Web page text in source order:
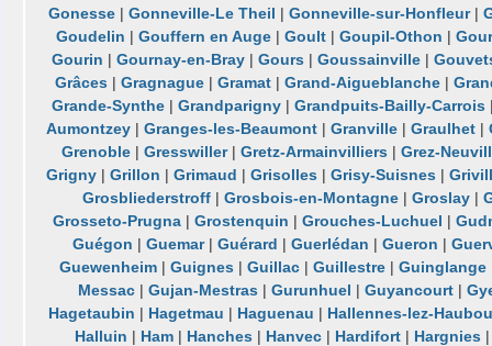
Gonesse| Gonneville-Le Theil | Gonneville-sur-Honfleur|
Goudelin | Gouffern en Auge| Goult| Goupil-Othon |
Gourin | Gournay-en-Bray| Gours| Goussainville|
Grâces| Gragnague| Gramat| Grand-Aigueblanche|
Grande-Synthe |Grandparigny |Grandpuits-Bailly-Carrois
Aumontzey |Granges-les-Beaumont |Granville |Graulhet |
Grenoble |Gresswiller|Gretz-Armainvilliers |Grez-
Grigny| Grillon | Grimaud | Grisolles| Grisy-Suisnes|
Grosbliederstroff |Grosbois-en-Montagne |Groslay |
Grosseto-Prugna |Grostenquin |Grouches-Luchuel |
Guégon |Guemar|Guérard |Guerlédan |Gueron |
Guewenheim |Guignes |Guillac |Guillestre |Guinglange
Messac |Gujan-Mestras |Gurunhuel |Guyancourt |
Hagetaubin | Hagetmau | Haguenau | Hallennes-lez-
Halluin | Ham| Hanches| Hanvec| Hardifort| Hargnies